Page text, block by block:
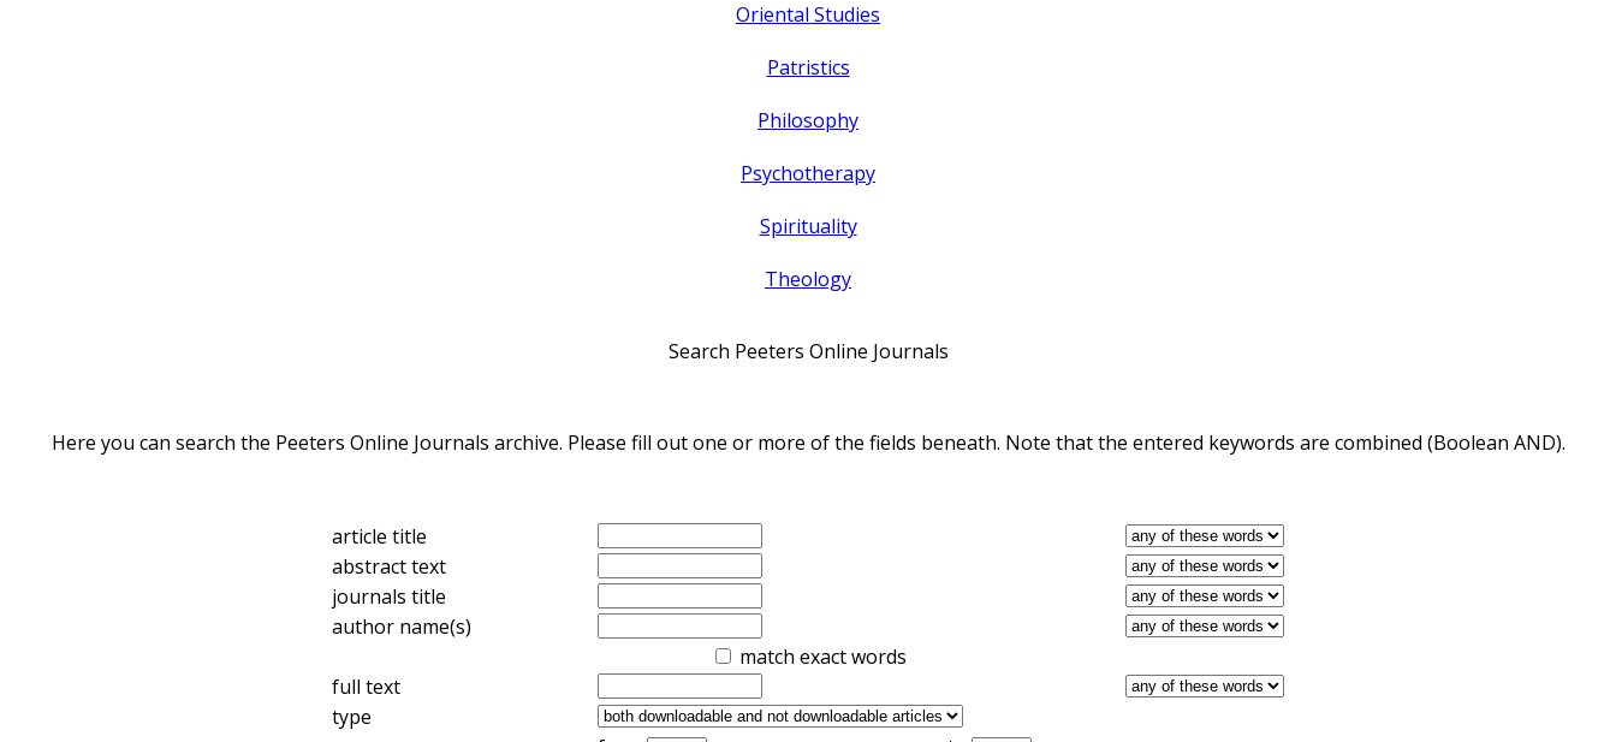
Oriental Studies
Patristics
Philosophy
Psychotherapy
Spirituality
Theology
Search Peeters Online Journals
Here you can search the Peeters Online Journals archive. Please fill out one or more of the fields beneath. Note that the entered keywords are combined (Boolean AND).
article title
abstract text
journals title
author name(s)
match exact words
full text
type